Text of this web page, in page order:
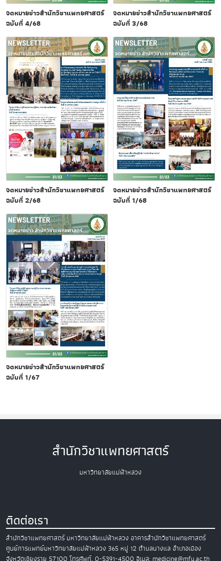
จดหมายข่าวสำนักวิชาแพทยศาสตร์
ฉบับที่ 4/68
จดหมายข่าวสำนักวิชาแพทยศาสตร์
ฉบับที่ 3/68
จดหมายข่าวสำนักวิชาแพทยศาสตร์
ฉบับที่ 2/68
จดหมายข่าวสำนักวิชาแพทยศาสตร์
ฉบับที่ 1/68
จดหมายข่าวสำนักวิชาแพทยศาสตร์
ฉบับที่ 1/67
สำนักวิชาแพทยศาสตร์
มหาวิทยาลัยแม่ฟ้าหลวง
ติดต่อเรา
สำนักวิชาแพทยศาสตร์ มหาวิทยาลัยแม่ฟ้าหลวง อาคารสำนักวิชาแพทยศาสตร์
ศูนย์การแพทย์มหาวิทยาลัยแม่ฟ้าหลวง 365 หมู่ 12 ตำบลนางแล อำเภอเมือง
จังหวัดเชียงราย 57100 โทรศัพท์. 0-5391-4500 อีเมล: medicine@mfu.ac.th